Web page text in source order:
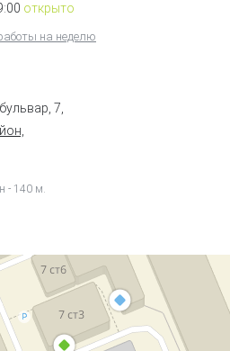
открыто
на неделю
7
- 140 м.